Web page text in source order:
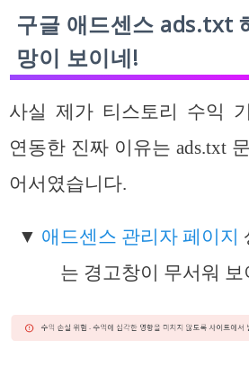
구글 애드센스 ads.txt
망이 보이네!
사실 제가 티스토리 수익
연동한 진짜 이유는 ads.txt
어서였습니다.
▼ 애드센스 관리자 페이지
는 경고창이 무서워